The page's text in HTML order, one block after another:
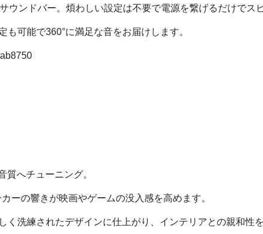
ウンドバー。煩わしい設定は不要で電源を繋げるだけでス
可能で360°に満足な音をお届けします。
質へチューニング。
ーの響きが映画やゲームの没入感を高めます。
洗練されたデザインに仕上がり、インテリアとの親和性を